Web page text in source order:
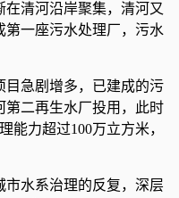
清河沿岸聚集，清河又
第一座污水处理厂，污水
目急剧增多，已建成的污
第二再生水厂投用，此时
能力超过100万立方米，
水系治理的反复，深层